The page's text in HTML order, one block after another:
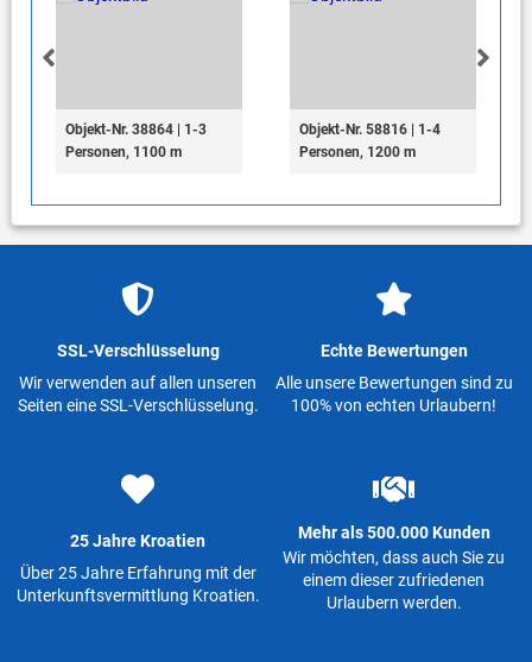
Objekt-Nr. 38864 | 1-3
Personen, 1100 m
Objekt-Nr. 58816 | 1-4
Personen, 1200 m
SSL-Verschlüsselung
Wir verwenden auf allen unseren
Seiten eine SSL-Verschlüsselung.
Echte Bewertungen
Alle unsere Bewertungen sind zu
100% von echten Urlaubern!
25 Jahre Kroatien
Über 25 Jahre Erfahrung mit der
Unterkunftsvermittlung Kroatien.
Mehr als 500.000 Kunden
Wir möchten, dass auch Sie zu
einem dieser zufriedenen
Urlaubern werden.